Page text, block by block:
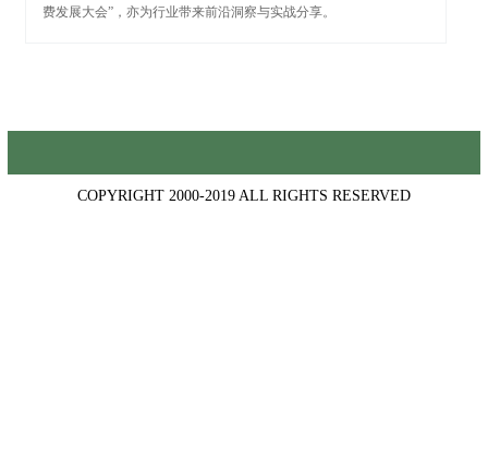
费发展大会”，亦为行业带来前沿洞察与实战分享。
COPYRIGHT 2000-2019 ALL RIGHTS RESERVED